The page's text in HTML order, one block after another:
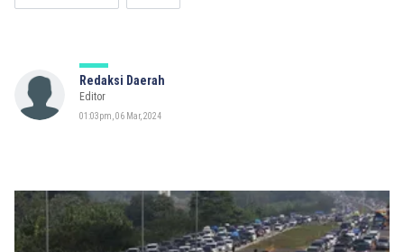
Redaksi Daerah
Editor
01:03pm, 06 Mar, 2024